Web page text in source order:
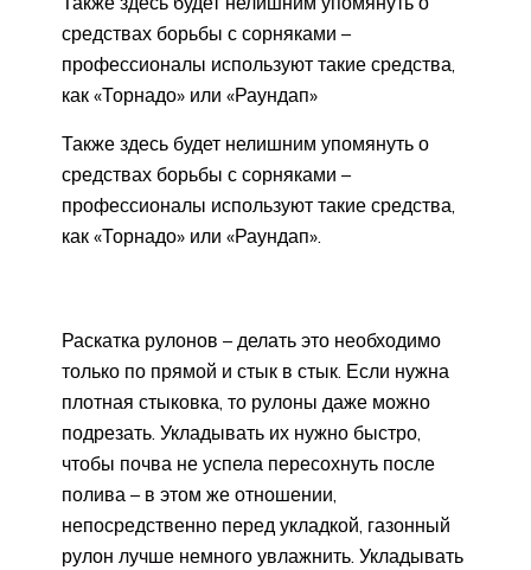
средствах борьбы с сорняками –
профессионалы используют такие средства,
как «Торнадо» или «Раундап»
Также здесь будет нелишним упомянуть о
средствах борьбы с сорняками –
профессионалы используют такие средства,
как «Торнадо» или «Раундап».
Раскатка рулонов – делать это необходимо
только по прямой и стык в стык. Если нужна
плотная стыковка, то рулоны даже можно
подрезать. Укладывать их нужно быстро,
чтобы почва не успела пересохнуть после
полива – в этом же отношении,
непосредственно перед укладкой, газонный
рулон лучше немного увлажнить. Укладывать